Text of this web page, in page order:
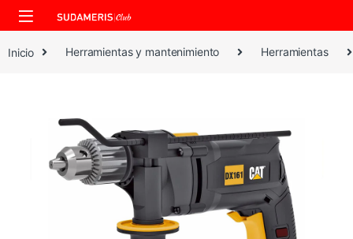
Skip to navigation
Skip to content
Inicio Herramientas y mantenimiento Herramientas